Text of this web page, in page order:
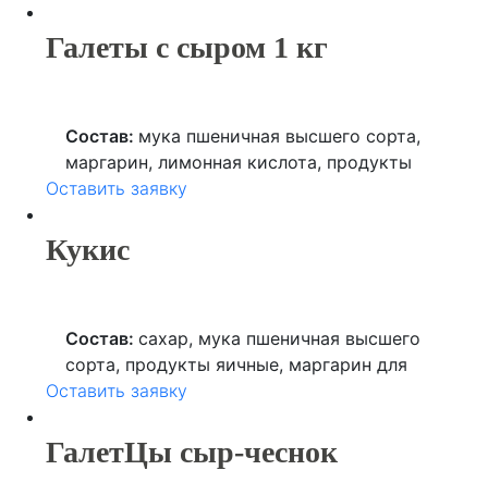
регулятор кислотности (лимонная кислота).
Галеты с сыром 1 кг
Состав: мука пшеничная высшего сорта,
маргарин, лимонная кислота, продукты
яичные, сыр, сахар, соль.
Оставить заявку
Кукис
Состав: сахар, мука пшеничная высшего
сорта, продукты яичные, маргарин для
выпечки (рафинированные
натуральном и модифицированном виде, в
том числе соевое, вода, соль, лимонная
Оставить заявку
ГалетЦы сыр-чеснок